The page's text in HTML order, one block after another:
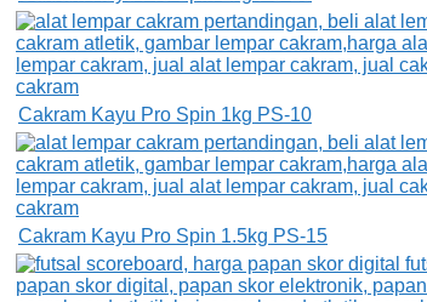
Cakram Kayu Pro Spin 1kg PS-10
Cakram Kayu Pro Spin 1.5kg PS-15